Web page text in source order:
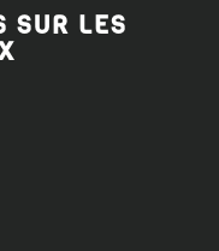
SUR LES